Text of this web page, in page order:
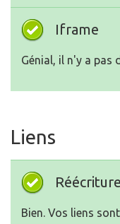
Iframe
Génial, il n'y a pas
Liens
Bien. Vos liens